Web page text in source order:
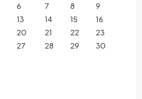
6 7 8
9
13 14 15
16
20 21 22
23
27 28 29
30